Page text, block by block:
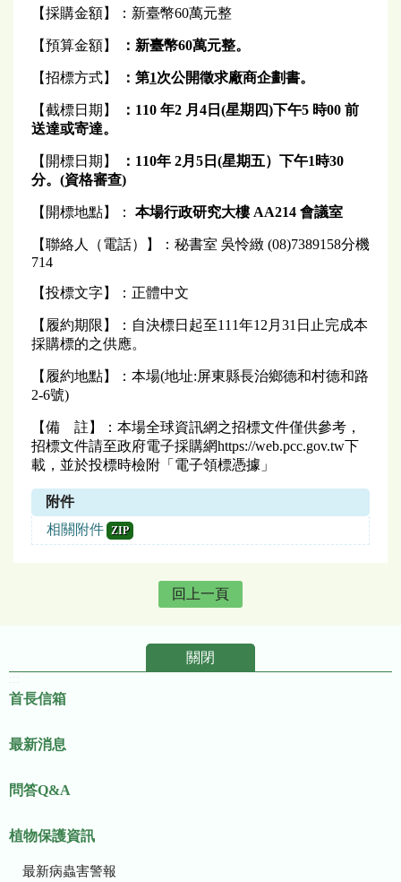
【採購金額】：新臺幣60萬元整
【預算金額】 ：新臺幣60萬元整。
【招標方式】 ：第1次公開徵求廠商企劃書。
【截標日期】 ：110 年2 月 4 日(星期 四)下午5 時00 前
送達或寄達。
【開標日期】 ： 110年 2月5日(星期五） 下午1時30
分。(資格審查)
【開標地點】： 本場行政研究大樓 AA214 會議室
【聯絡人（電話）】：秘書室 吳怜緻 (08)7389158分機
714
【投標文字】：正體中文
【履約期限】：自決標日起至111年12月31日止完成本
採購標的之供應。
【履約地點】：本場(地址:屏東縣長治鄉德和村德和路
2-6號)
【備 註】：本場全球資訊網之招標文件僅供參考，
招標文件請至政府電子採購網https://web.pcc.gov.tw下
載，並於投標時檢附「電子領標憑據」
附件
相關附件 ZIP
回上一頁
關閉
首長信箱
最新消息
問答Q&A
植物保護資訊
最新病蟲害警報